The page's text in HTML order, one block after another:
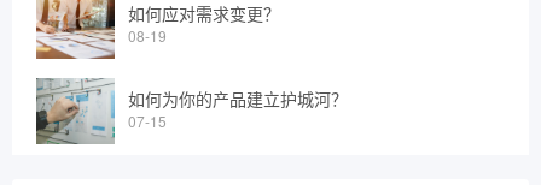
如何应对需求变更？
08-19
如何为你的产品建立护城河？
07-15